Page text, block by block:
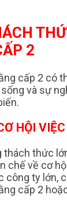
2
cấp 2 có
và sự
HỘI
thách thức
chế về cơ
công ty lớn,
cấp 2